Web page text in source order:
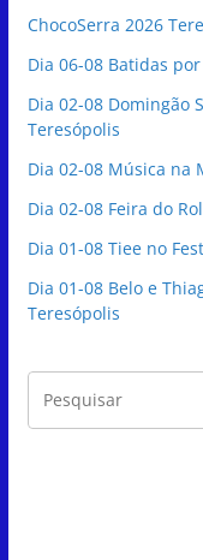
ChocoSerra 2026
Dia 06-08 Batidas
Dia 02-08 Domingão
Teresópolis
Dia 02-08 Música na
Dia 02-08 Feira do
Dia 01-08 Tiee no
Dia 01-08 Belo e
Teresópolis